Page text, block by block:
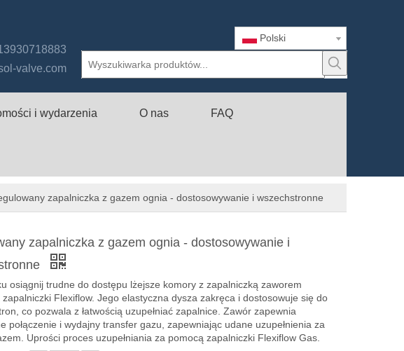
valve.com
Polski
i wydarzenia O nas FAQ
zapalniczka z gazem ognia - dostosowywanie i wszechstronne
zapalniczka z gazem ognia - dostosowywanie i
osiągnij trudne do dostępu lżejsze komory z zapalniczką zaworem
zapalniczki Flexiflow. Jego elastyczna dysza zakręca i dostosowuje się do
co pozwala z łatwością uzupełniać zapalnice. Zawór zapewnia
połączenie i wydajny transfer gazu, zapewniając udane uzupełnienia za
Uprości proces uzupełniania za pomocą zapalniczki Flexiflow Gas.